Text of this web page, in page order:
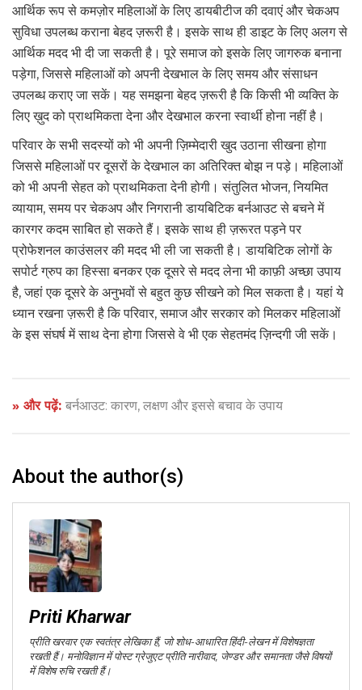
आर्थिक रूप से कमज़ोर महिलाओं के लिए डायबीटीज की दवाएं और चेकअप
सुविधा उपलब्ध कराना बेहद ज़रूरी है। इसके साथ ही डाइट के लिए अलग से
आर्थिक मदद भी दी जा सकती है। पूरे समाज को इसके लिए जागरुक बनाना
पड़ेगा, जिससे महिलाओं को अपनी देखभाल के लिए समय और संसाधन
उपलब्ध कराए जा सकें। यह समझना बेहद ज़रूरी है कि किसी भी व्यक्ति के
लिए ख़ुद को प्राथमिकता देना और देखभाल करना स्वार्थी होना नहीं है।
परिवार के सभी सदस्यों को भी अपनी ज़िम्मेदारी खुद उठाना सीखना होगा
जिससे महिलाओं पर दूसरों के देखभाल का अतिरिक्त बोझ न पड़े। महिलाओं
को भी अपनी सेहत को प्राथमिकता देनी होगी। संतुलित भोजन, नियमित
व्यायाम, समय पर चेकअप और निगरानी डायबिटिक बर्नआउट से बचने में
कारगर कदम साबित हो सकते हैं। इसके साथ ही ज़रूरत पड़ने पर
प्रोफेशनल काउंसलर की मदद भी ली जा सकती है। डायबिटिक लोगों के
सपोर्ट ग्रुप का हिस्सा बनकर एक दूसरे से मदद लेना भी काफ़ी अच्छा उपाय
है, जहां एक दूसरे के अनुभवों से बहुत कुछ सीखने को मिल सकता है। यहां ये
ध्यान रखना ज़रूरी है कि परिवार, समाज और सरकार को मिलकर महिलाओं
के इस संघर्ष में साथ देना होगा जिससे वे भी एक सेहतमंद ज़िन्दगी जी सकें।
» और पढ़ें: बर्नआउट: कारण, लक्षण और इससे बचाव के उपाय
About the author(s)
Priti Kharwar
प्रीति खरवार एक स्वतंत्र लेखिका हैं, जो शोध-आधारित हिंदी-लेखन में विशेषज्ञता
रखती हैं। मनोविज्ञान में पोस्ट ग्रेजुएट प्रीति नारीवाद, जेण्डर और समानता जैसे विषयों
में विशेष रुचि रखती हैं।